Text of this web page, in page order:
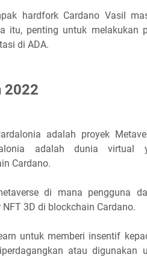
hardfork Cardano Vasil
itu, penting untuk melakukan
di ADA.
2022
adalah proyek
adalah dunia virtual
Cardano.
di mana pengguna
3D di blockchain Cardano.
untuk memberi insentif
atau digunakan